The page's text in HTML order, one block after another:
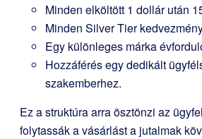
Minden elköltött 1 dollár után
Minden Silver Tier
Egy különleges márka
Hozzáférés egy dedikált
szakemberhez.
Ez a struktúra arra ösztönzi az
folytassák a vásárlást a jutalmak